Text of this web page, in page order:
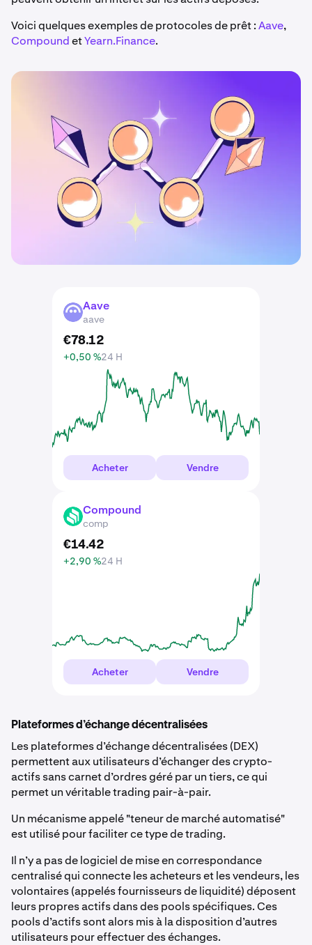
Voici quelques exemples de protocoles de prêt :Aave,
CompoundetYearn.Finance.
AAVE Aave
aave
€78.12
+0,50 %24 H
Acheter Vendre
COMP Compound
comp
€14.42
+2,90 %24 H
Acheter Vendre
Plateformes d’échange décentralisées
Les plateformes d’échange décentralisées (DEX)
permettent aux utilisateurs d’échanger des crypto-
actifs sans carnet d’ordres géré par un tiers, ce qui
permet un véritable trading pair-à-pair.
Un mécanisme appelé "teneur de marché automatisé"
est utilisé pour faciliter ce type de trading.
Il n’y a pas de logiciel de mise en correspondance
centralisé qui connecte les acheteurs et les vendeurs, les
volontaires (appelés fournisseurs de liquidité) déposent
leurs propres actifs dans des pools spécifiques. Ces
pools d’actifs sont alors mis à la disposition d’autres
utilisateurs pour effectuer des échanges.